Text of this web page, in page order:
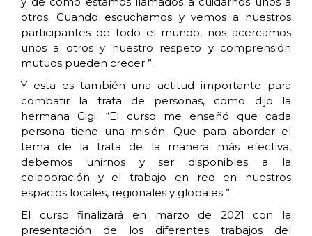
otros. Cuando escuchamos y vemos a nuestros
participantes de todo el mundo, nos acercamos
unos a otros y nuestro respeto y comprensión
mutuos pueden crecer ”.
Y esta es también una actitud importante para
combatir la trata de personas, como dijo la
hermana Gigi: “El curso me enseñó que cada
persona tiene una misión. Que para abordar el
tema de la trata de la manera más efectiva,
debemos unirnos y ser disponibles a la
colaboración y el trabajo en red en nuestros
espacios locales, regionales y globales ”.
El curso finalizará en marzo de 2021 con la
presentación de los diferentes trabajos del